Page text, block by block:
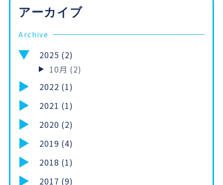
アーカイブ
Archive
2025 (2)
10月 (2)
2022 (1)
2021 (1)
2020 (2)
2019 (4)
2018 (1)
2017 (9)